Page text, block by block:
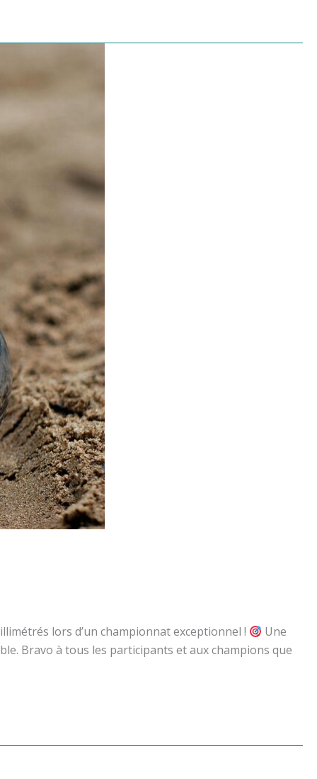
lors d’un championnat exceptionnel !
Une
Bravo à tous les participants et aux champions que